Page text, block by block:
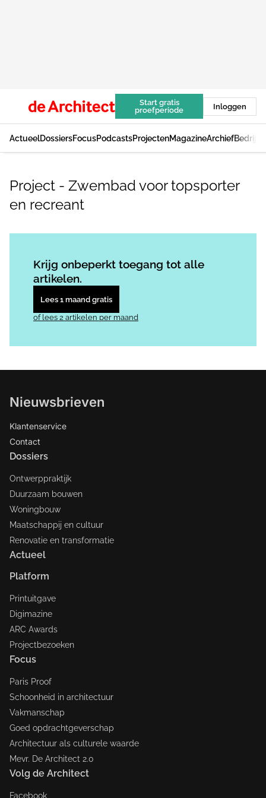
Start gratis
proefperiode
Inloggen
ActueelDossiersFocusPodcastsProjectenMagazineArchief
Project - Zwembad voor topsporter
en recreant
Krijg onbeperkt toegang tot alle
artikelen.
Lees 1 maand gratis
of lees 2 artikelen per maand
Nieuwsbrieven
Klantenservice
Contact
Dossiers
Ontwerppraktijk
Duurzaam bouwen
Woningbouw
Maatschappij en cultuur
Renovatie en transformatie
Actueel
Platform
Printuitgave
Digimazine
ARC Awards
Projectbezoeken
Focus
Paris Proof
Schoonheid in architectuur
Vakmanschap
Goed opdrachtgeverschap
Architectuur als culturele waarde
Mevr. De Architect 2.0
Volg de Architect
Facebook